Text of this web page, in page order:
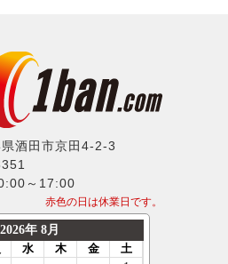
酒田市京田4-2-3
～17:00
赤色の日は休業日です。